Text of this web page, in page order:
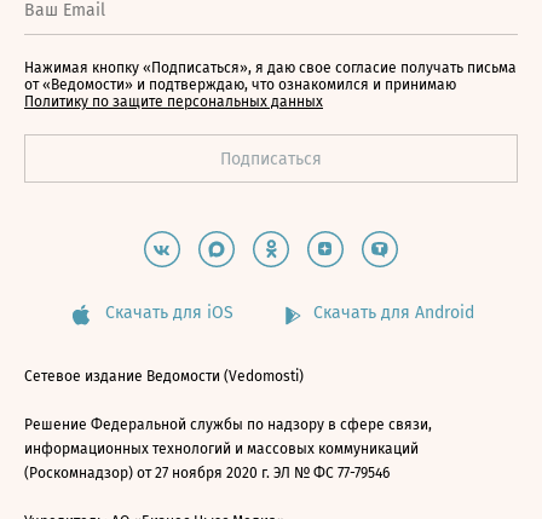
Нажимая кнопку «Подписаться», я даю свое согласие получать письма
от «Ведомости» и подтверждаю, что ознакомился и принимаю
Политику по защите персональных данных
Скачать для iOS Скачать для Android
Сетевое издание Ведомости (Vedomosti)
Решение Федеральной службы по надзору в сфере связи,
информационных технологий и массовых коммуникаций
(Роскомнадзор) от 27 ноября 2020 г. ЭЛ № ФС 77-79546